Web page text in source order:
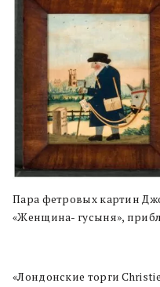
Пара фетровых картин
«Женщина- гусыня»,
«Лондонские торги